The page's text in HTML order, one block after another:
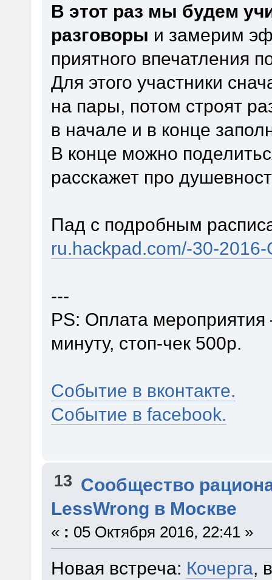
В этот раз мы будем
разговоры и замерим
приятного впечатления
Для этого участники
на пары, потом строят
в начале и в конце
В конце можно
расскажет про
Пад с подробным
ru.hackpad.com/-30-
---
PS: Оплата
минуту, стоп-чек 500р.
Событие в вконтакте.
Событие в facebook.
13 Сообщество
LessWrong в Москве
« : 05 Октября 2016, 22:41 »
Новая встреча: Кочерга,